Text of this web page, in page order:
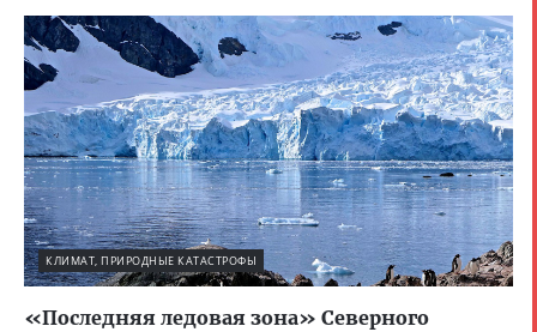
КЛИМАТ, ПРИРОДНЫЕ КАТАСТРОФЫ
«Последняя ледовая зона» Северного